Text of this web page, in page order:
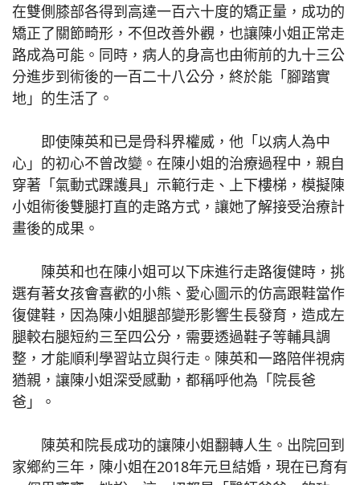
在雙側膝部各得到高達一百六十度的矯正量，成功的
矯正了關節畸形，不但改善外觀，也讓陳小姐正常走
路成為可能。同時，病人的身高也由術前的九十三公
分進步到術後的一百二十八公分，終於能「腳踏實
地」的生活了。
即使陳英和已是骨科界權威，他「以病人為中
心」的初心不曾改變。在陳小姐的治療過程中，親自
穿著「氣動式踝護具」示範行走、上下樓梯，模擬陳
小姐術後雙腿打直的走路方式，讓她了解接受治療計
畫後的成果。
陳英和也在陳小姐可以下床進行走路復健時，挑
選有著女孩會喜歡的小熊、愛心圖示的仿高跟鞋當作
復健鞋，因為陳小姐腿部變形影響生長發育，造成左
腿較右腿短約三至四公分，需要透過鞋子等輔具調
整，才能順利學習站立與行走。陳英和一路陪伴視病
猶親，讓陳小姐深受感動，都稱呼他為「院長爸
爸」。
陳英和院長成功的讓陳小姐翻轉人生。出院回到
家鄉約三年，陳小姐在2018年元旦結婚，現在已育有